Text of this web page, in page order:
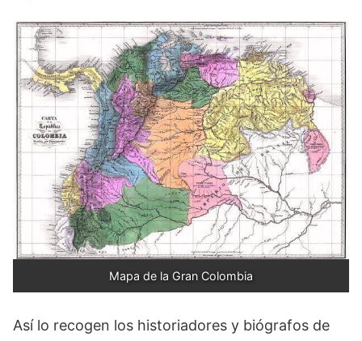
Mapa de la Gran Colombia
Así lo recogen los historiadores y biógrafos de